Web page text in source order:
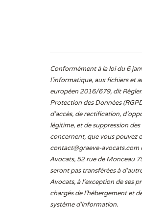
Conformément à la loi du 6
l'informatique, aux fichiers et
européen 2016/679, dit
Protection des Données
d’accès, de rectification,
légitime, et de suppression
concernent, que vous pouvez
contact@graeve-avocats.com
Avocats, 52 rue de Monceau
seront pas transférées à
Avocats, à l’exception de ses
chargés de l’hébergement et
système d’information.